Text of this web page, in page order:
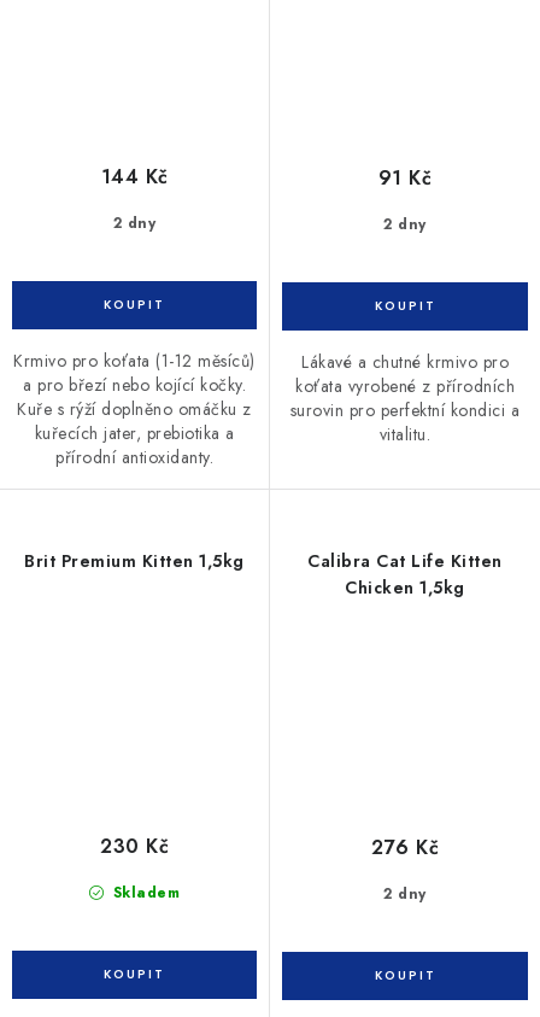
2 dny
144 Kč
Krmivo pro koťata (1-12 měsíců)
a pro březí nebo kojící kočky.
Kuře s rýží doplněno omáčku z
kuřecích jater, prebiotika a
přírodní antioxidanty.
2 dny
91 Kč
Lákavé a chutné krmivo pro
koťata vyrobené z přírodních
surovin pro perfektní kondici a
vitalitu.
Brit Premium Kitten 1,5kg
Skladem
230 Kč
Calibra Cat Life Kitten
Chicken 1,5kg
2 dny
276 Kč